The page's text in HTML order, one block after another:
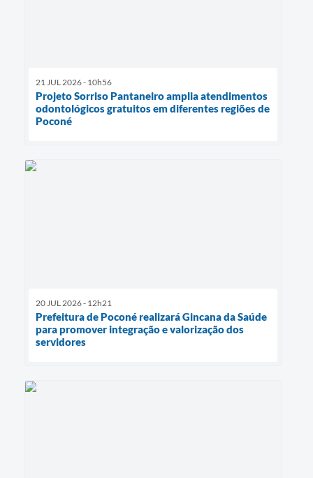
21 JUL 2026 - 10h56
Projeto Sorriso Pantaneiro amplia atendimentos
odontológicos gratuitos em diferentes regiões de
Poconé
20 JUL 2026 - 12h21
Prefeitura de Poconé realizará Gincana da Saúde
para promover integração e valorização dos
servidores